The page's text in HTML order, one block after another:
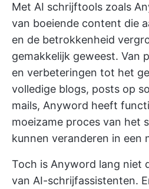
Met AI schrijftools zoals
van boeiende content die
en de betrokkenheid
gemakkelijk geweest. Van
en verbeteringen tot het
volledige blogs, posts op
mails, Anyword heeft
moeizame proces van het
kunnen veranderen in een
Toch is Anyword lang niet
van AI-schrijfassistenten.